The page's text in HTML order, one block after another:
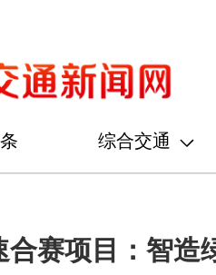
综合交通
合赛项目：智造